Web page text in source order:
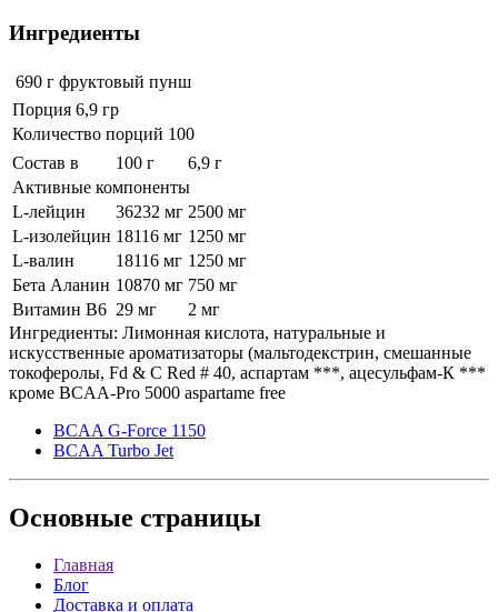
Ингредиенты
690 г фруктовый пунш
Порция 6,9 гр
Количество порций 100
Состав в
100 г
6,9 г
Активные компоненты
L-лейцин
36232 мг 2500 мг
L-изолейцин 18116 мг 1250 мг
L-валин
18116 мг 1250 мг
Бета Аланин 10870 мг 750 мг
Витамин В6 29 мг
2 мг
Ингредиенты: Лимонная кислота, натуральные и
искусственные ароматизаторы (мальтодекстрин, смешанные
токоферолы, Fd & C Red # 40, аспартам ***, ацесульфам-К ***
кроме BCAA-Pro 5000 aspartame free
BCAA G-Force 1150
BCAA Turbo Jet
Основные страницы
Главная
Блог
Доставка и оплата